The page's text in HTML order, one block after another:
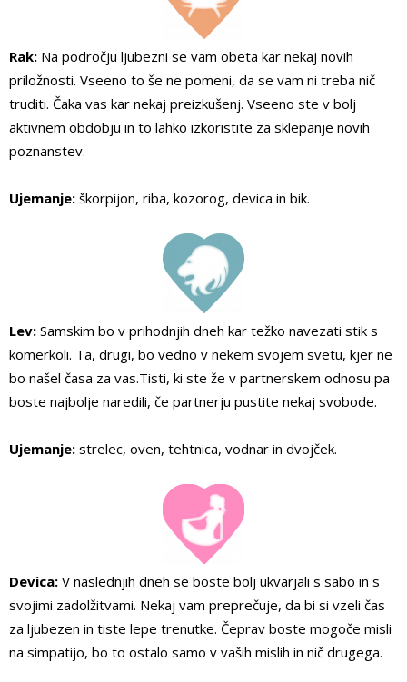
Rak: Na področju ljubezni se vam obeta kar nekaj novih
priložnosti. Vseeno to še ne pomeni, da se vam ni treba nič
truditi. Čaka vas kar nekaj preizkušenj. Vseeno ste v bolj
aktivnem obdobju in to lahko izkoristite za sklepanje novih
poznanstev.
Ujemanje: škorpijon, riba, kozorog, devica in bik.
Lev: Samskim bo v prihodnjih dneh kar težko navezati stik s
komerkoli. Ta, drugi, bo vedno v nekem svojem svetu, kjer ne
bo našel časa za vas.Tisti, ki ste že v partnerskem odnosu pa
boste najbolje naredili, če partnerju pustite nekaj svobode.
Ujemanje: strelec, oven, tehtnica, vodnar in dvojček.
Devica: V naslednjih dneh se boste bolj ukvarjali s sabo in s
svojimi zadolžitvami. Nekaj vam preprečuje, da bi si vzeli čas
za ljubezen in tiste lepe trenutke. Čeprav boste mogoče misli
na simpatijo, bo to ostalo samo v vaših mislih in nič drugega.